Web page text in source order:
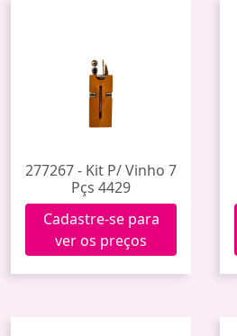
277267 - Kit P/ Vinho 7
Pçs 4429
Cadastre-se para
ver os preços